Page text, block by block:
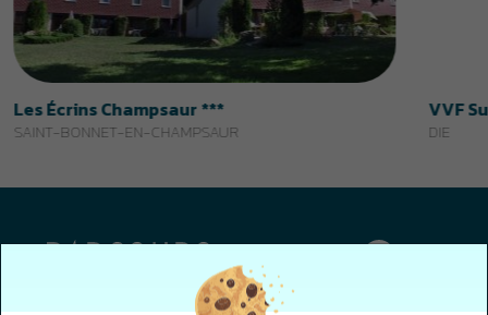
Inscrivez-vous à la Newsletter
J'accepte de recevoir les emails de Parcours Vacances
Je m'inscris